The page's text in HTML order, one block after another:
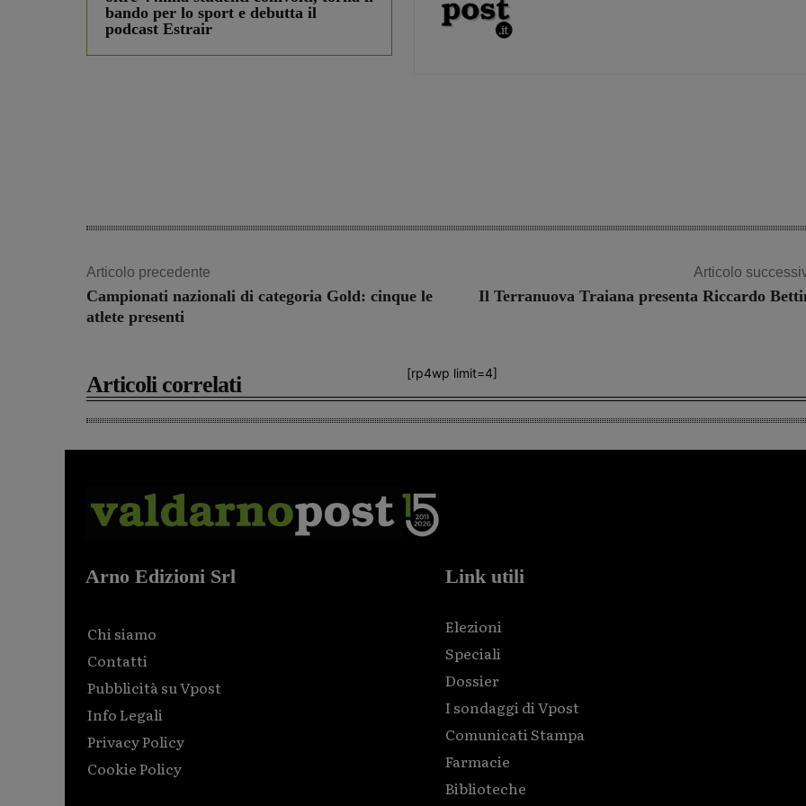
bando per lo sport e debutta il
podcast Estrair
Articolo precedente
Campionati nazionali di categoria Gold: cinque le
atlete presenti
Articolo
Il Terranuova Traiana presenta Riccardo
[rp4wp limit=4]
Articoli correlati
Arno Edizioni Srl
Chi siamo
Contatti
Pubblicità su Vpost
Info Legali
Privacy Policy
Cookie Policy
Link utili
Elezioni
Speciali
Dossier
I sondaggi di Vpost
Comunicati Stampa
Farmacie
Biblioteche